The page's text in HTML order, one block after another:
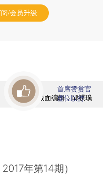
/会员升级
版面编辑：邱祺璞
首席赞赏官
虚位以待
年第14期）